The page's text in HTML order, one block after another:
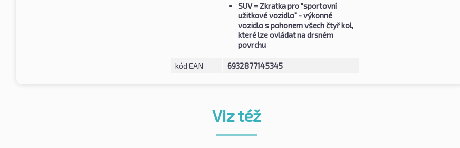
SUV= Zkratka pro "sportovní
užitkové vozidlo" - výkonné
vozidlo s pohonem všech čtyř kol,
které lze ovládat na drsném
povrchu
kód EAN 6932877145345
Viz též